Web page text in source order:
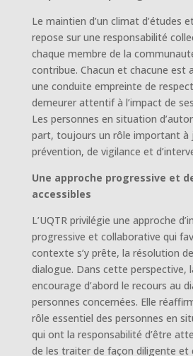
Le maintien d’un climat d’études
repose sur une responsabilité
chaque membre de la
contribue. Chacun et chacune est
une conduite empreinte de
demeurer attentif à l’impact de
Les personnes en situation
part, toujours un rôle important à
prévention, de vigilance et
Une approche progressive et
accessibles
L’UQTR privilégie une approche
progressive et collaborative qui
contexte s’y prête, la résolution
dialogue. Dans cette perspective,
encourage d’abord le recours au
personnes concernées. Elle
rôle essentiel des personnes en
qui ont la responsabilité d’être
de les traiter de façon diligente et